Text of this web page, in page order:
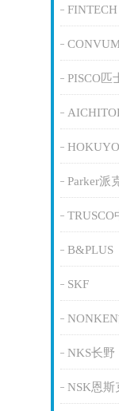
FINTECH
PISCO匹
Parker派
TRUSCO
B&PLUS
SKF
NKS长野
NSK恩斯